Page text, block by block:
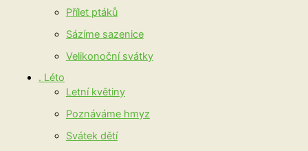
Přílet ptáků
Sázíme sazenice
Velikonoční svátky
. Léto
Letní květiny
Poznáváme hmyz
Svátek dětí